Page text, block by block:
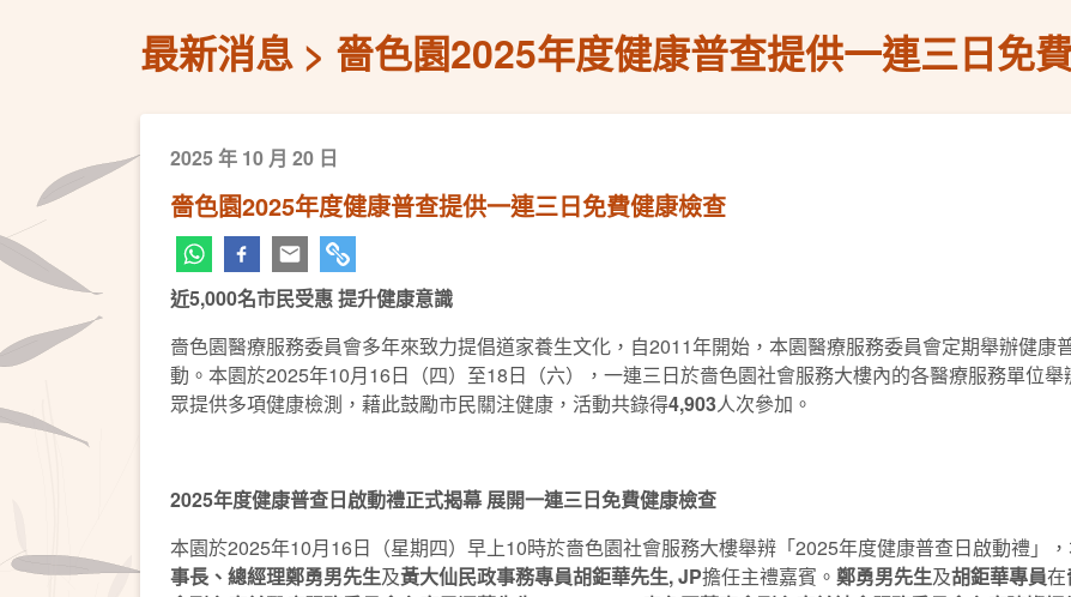
最新消息 嗇色園2025年度健康普查提供一連三日免
2025 年 10 月 20 日
嗇色園2025年度健康普查提供一連三日免費健康檢查
近5,000名市民受惠 提升健康意識
嗇色園醫療服務委員會多年來致力提倡道家養生文化，自2011年開始，本園醫療服務委員會定期舉辦健康
動。本園於2025年10月16日（四）至18日（六），一連三日於嗇色園社會服務大樓內的各醫療服務單位
眾提供多項健康檢測，藉此鼓勵市民關注健康，活動共錄得4,903人次參加。
2025年度健康普查日啟動禮正式揭幕 展開一連三日免費健康檢查
本園於2025年10月16日（星期四）早上10時於嗇色園社會服務大樓舉辨「2025年度健康普查日啟動禮」
事長、總經理鄭勇男先生及黃大仙民政事務專員胡鉅華先生, JP擔任主禮嘉賓。 鄭勇男先生及胡鉅華專員在